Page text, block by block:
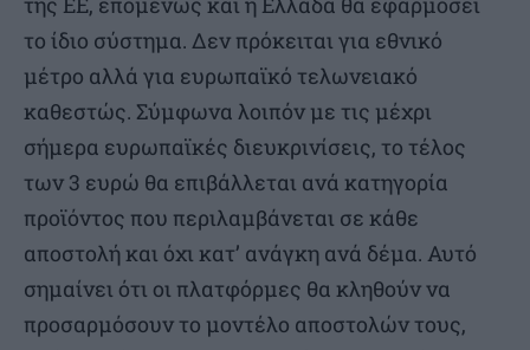
το ίδιο σύστημα. Δεν πρόκειται για εθνικό
μέτρο αλλά για ευρωπαϊκό τελωνειακό
καθεστώς. Σύμφωνα λοιπόν με τις μέχρι
σήμερα ευρωπαϊκές διευκρινίσεις, το τέλος
των 3 ευρώ θα επιβάλλεται ανά κατηγορία
προϊόντος που περιλαμβάνεται σε κάθε
αποστολή και όχι κατ’ ανάγκη ανά δέμα. Αυτό
σημαίνει ότι οι πλατφόρμες θα κληθούν να
προσαρμόσουν το μοντέλο αποστολών τους,